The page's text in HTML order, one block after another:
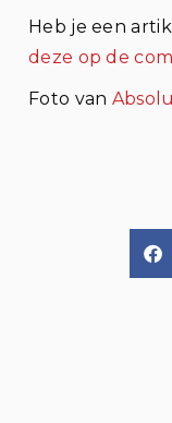
Heb je een
deze op de
Foto van